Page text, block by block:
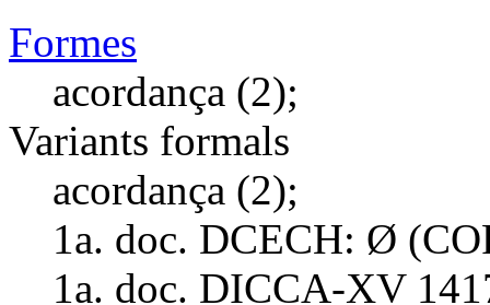
Formes
acordança (2);
Variants formals
acordança (2);
1a. doc. DCECH: Ø
1a. doc. DICCA-XV